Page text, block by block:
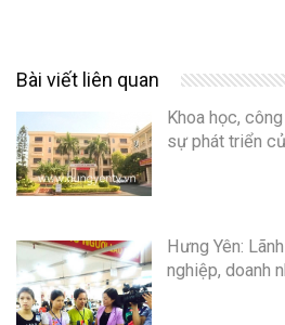
Bài viết liên quan
Khoa học,
sự phát triển
Hưng Yên:
nghiệp, doanh